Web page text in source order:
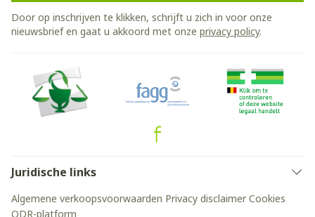
Door op inschrijven te klikken, schrijft u zich in voor onze
nieuwsbrief en gaat u akkoord met onze privacy policy.
Juridische links
Algemene verkoopsvoorwaarden Privacy disclaimer Cookies
ODR-platform